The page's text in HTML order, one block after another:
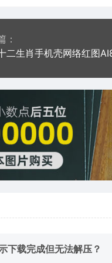
：
下载完成但无法解压？